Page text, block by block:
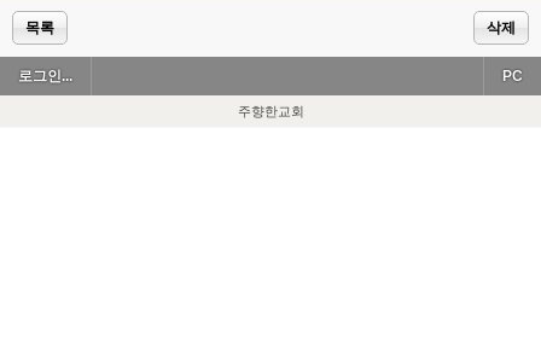
목록 삭제
로그인... PC
주향한교회